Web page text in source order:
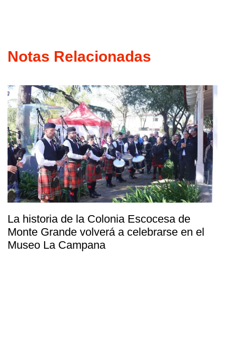
Notas Relacionadas
La historia de la Colonia Escocesa de
Monte Grande volverá a celebrarse en el
Museo La Campana